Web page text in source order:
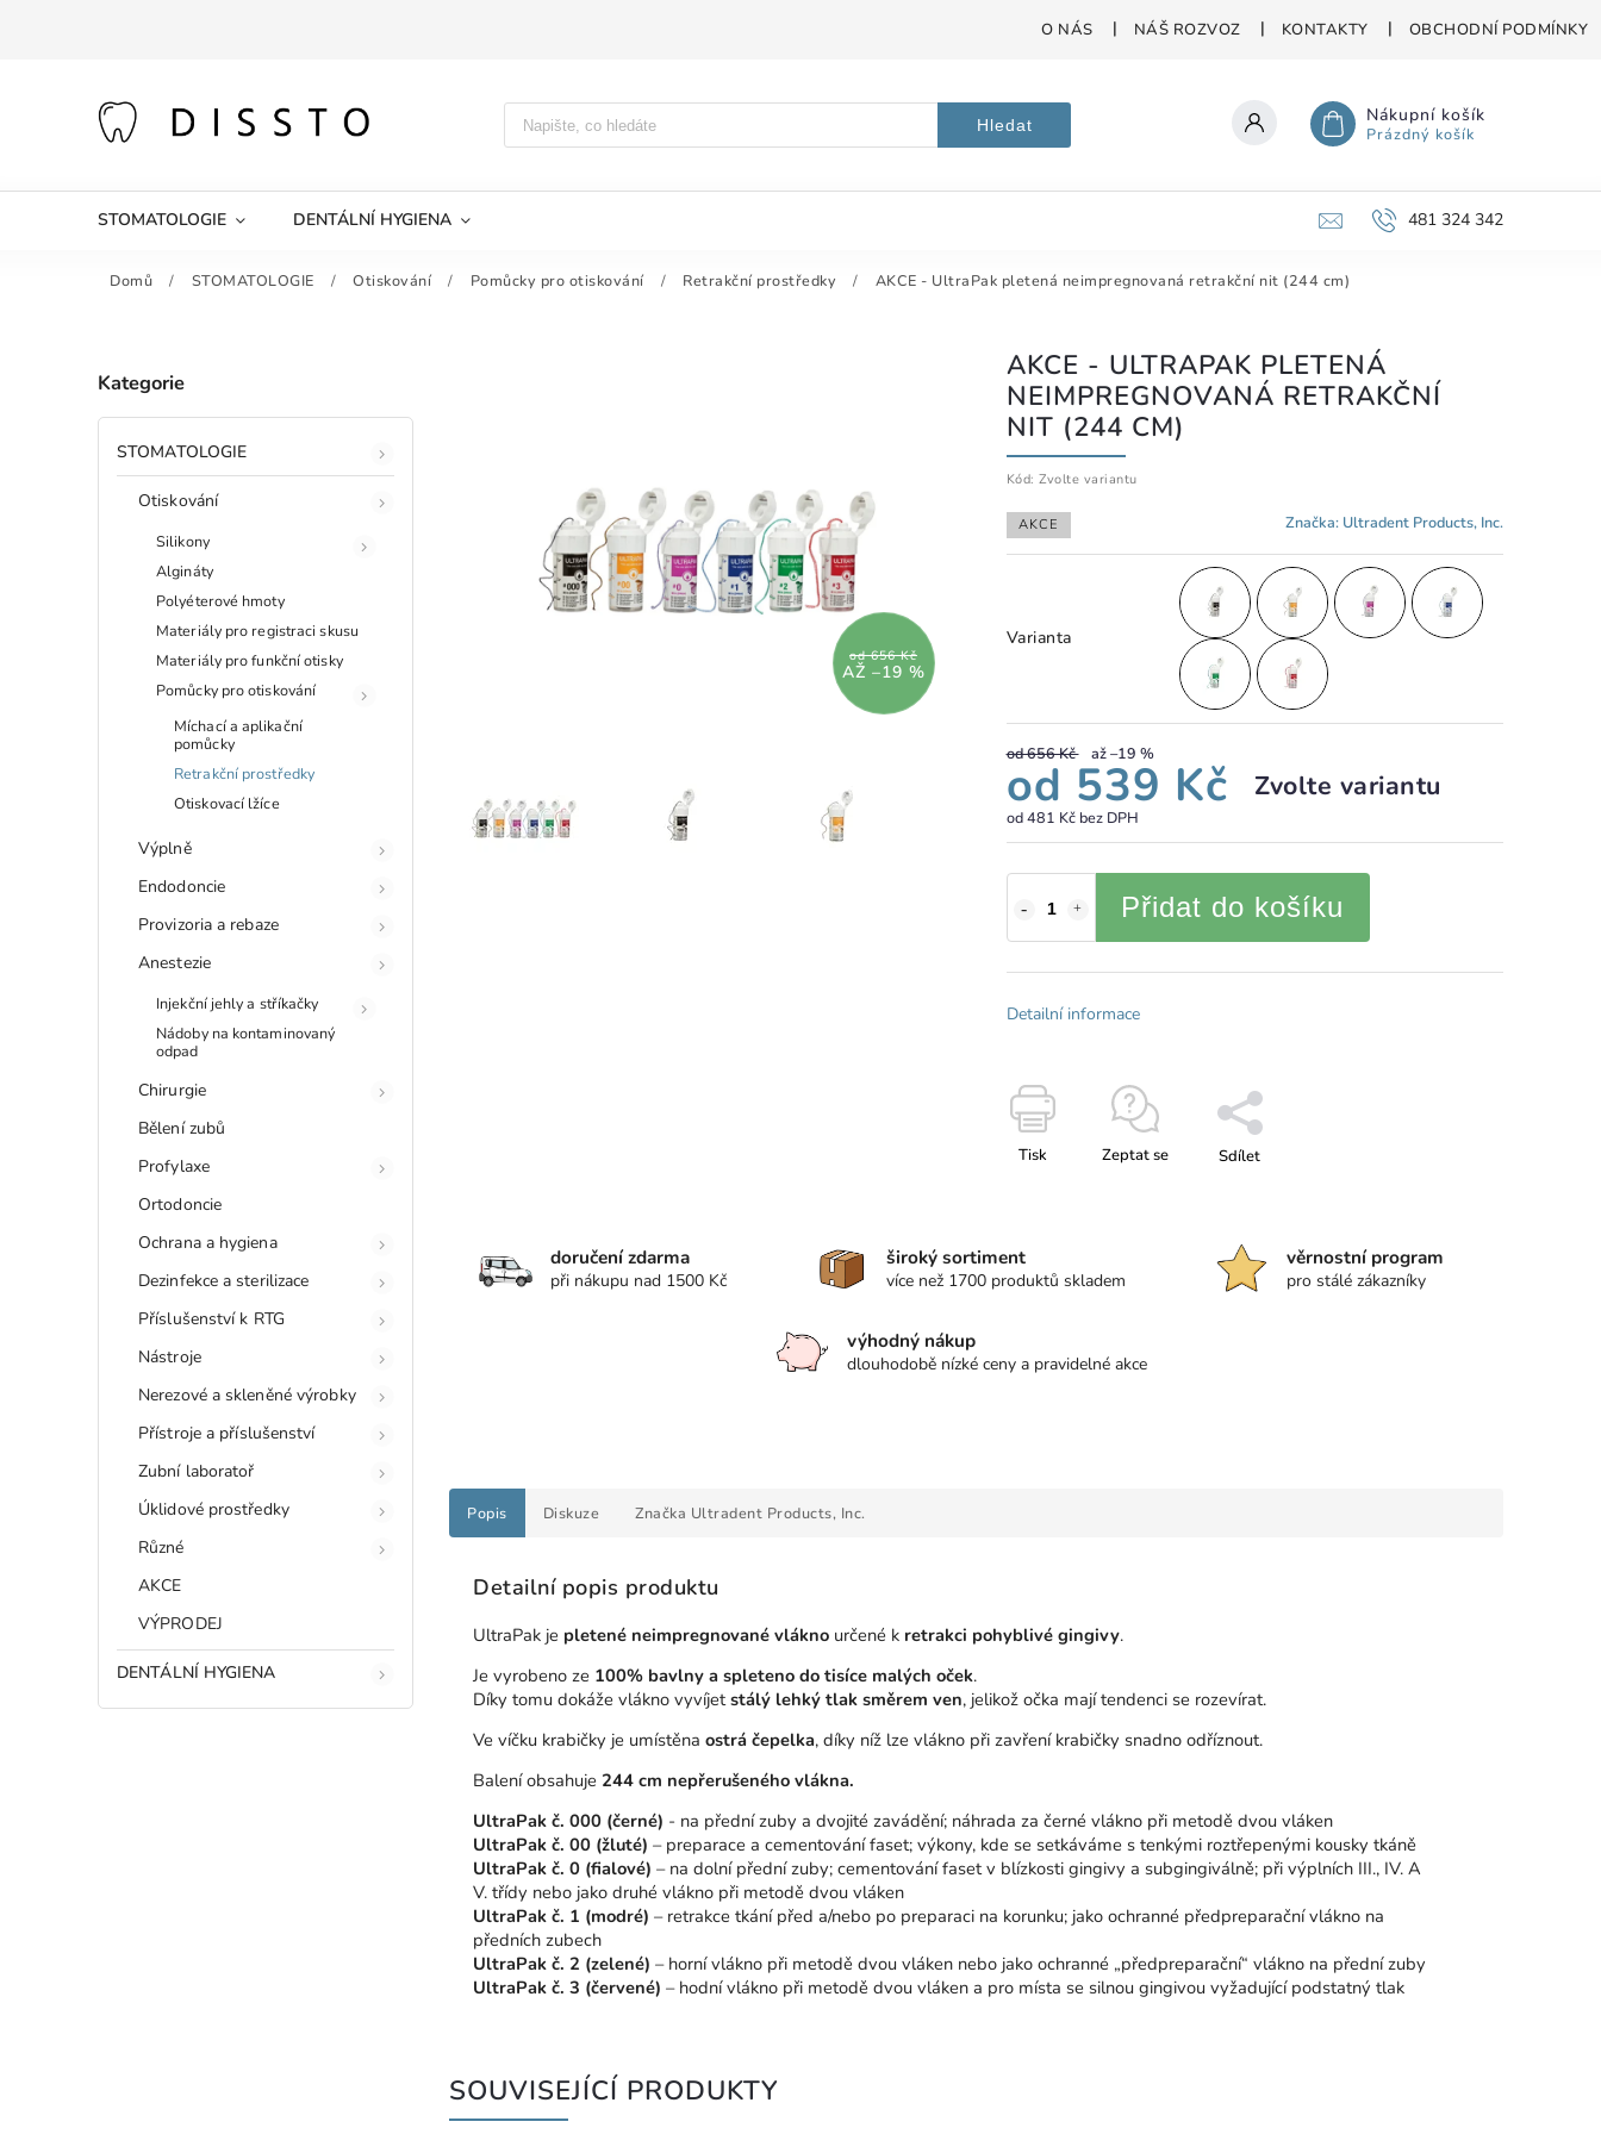
O NÁS NÁŠ ROZVOZ KONTAKTY OBCHODNÍ PODMÍNKY
Hledat Nákupní košík
Prázdný košík
STOMATOLOGIE DENTÁLNÍ HYGIENA 481 324 342
Domů / STOMATOLOGIE / Otiskování / Pomůcky pro otiskování / Retrakční prostředky / AKCE - UltraPak pletená neimpregnovaná retrakční nit (244 cm)
Kategorie
STOMATOLOGIE
Otiskování
Silikony
Algináty
Polyéterové hmoty
Materiály pro registraci skusu
Materiály pro funkční otisky
Pomůcky pro otiskování
Míchací a aplikační
pomůcky
Retrakční prostředky
Otiskovací lžíce
Výplně
Endodoncie
Provizoria a rebaze
Anestezie
Injekční jehly a stříkačky
Nádoby na kontaminovaný
odpad
Chirurgie
Bělení zubů
Profylaxe
Ortodoncie
Ochrana a hygiena
Dezinfekce a sterilizace
Příslušenství k RTG
Nástroje
Nerezové a skleněné výrobky
Přístroje a příslušenství
Zubní laboratoř
Úklidové prostředky
Různé
AKCE
VÝPRODEJ
DENTÁLNÍ HYGIENA
od 656 Kč
AŽ –19 %
AKCE - ULTRAPAK PLETENÁ
NEIMPREGNOVANÁ RETRAKČNÍ
NIT (244 CM)
Kód: Zvolte variantu
AKCE Značka: Ultradent Products, Inc.
Varianta
od 656 Kč až –19 %
od 539 Kč
od481 Kčbez DPH
Zvolte variantu
Přidat do košíku
Detailní informace
Tisk Zeptat se Sdílet
doručení zdarma
při nákupu nad 1500 Kč
široký sortiment
více než 1700 produktů skladem
věrnostní program
pro stálé zákazníky
výhodný nákup
dlouhodobě nízké ceny a pravidelné akce
Popis Diskuze Značka Ultradent Products, Inc.
Detailní popis produktu
UltraPak je pletené neimpregnované vlákno určené k retrakci pohyblivé gingivy.
Je vyrobeno ze 100% bavlny a spleteno do tisíce malých oček.
Díky tomu dokáže vlákno vyvíjetstálý lehký tlak směrem ven, jelikož očka mají tendenci se rozevírat.
Ve víčku krabičky je umístěna ostrá čepelka, díky níž lze vlákno při zavření krabičky snadno odříznout.
Balení obsahuje 244 cm nepřerušeného vlákna.
UltraPak č. 000 (černé) - na přední zuby a dvojité zavádění; náhrada za černé vlákno při metodě dvou vláken
UltraPak č. 00 (žluté) – preparace a cementování faset; výkony, kde se setkáváme s tenkými roztřepenými kousky tkáně
UltraPak č. 0 (fialové) – na dolní přední zuby; cementování faset v blízkosti gingivy a subgingiválně; při výplních III., IV. A
V. třídy nebo jako druhé vlákno při metodě dvou vláken
UltraPak č. 1 (modré) – retrakce tkání před a/nebo po preparaci na korunku; jako ochranné předpreparační vlákno na
předních zubech
UltraPak č. 2 (zelené) – horní vlákno při metodě dvou vláken nebo jako ochranné „předpreparační“ vlákno na přední zuby
UltraPak č. 3 (červené) – hodní vlákno při metodě dvou vláken a pro místa se silnou gingivou vyžadující podstatný tlak
SOUVISEJÍCÍ PRODUKTY